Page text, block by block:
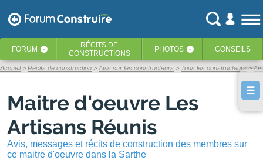
FORUM ‹ RÉCITS DE
CONSTRUCTIONS
PHOTOS ‹ CONSEILS
Accueil Récits de construction Avis sur les constructeurs Tous les constructeurs
Maitre d'oeuvre Les
Artisans Réunis
Avis, messages et récits de construction des membres sur
ce maitre d'oeuvre dans la Sarthe